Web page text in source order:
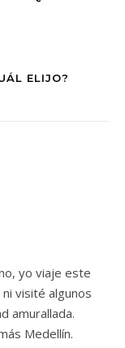
ELIJO?
yo viaje este
visité algunos
amurallada.
Medellín.